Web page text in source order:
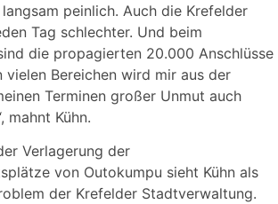
peinlich. Auch die Krefelder
Tag schlechter. Und beim
die propagierten 20.000 Anschlüsse
vielen Bereichen wird mir aus der
Terminen großer Unmut auch
mahnt Kühn.
Verlagerung der
von Outokumpu sieht Kühn als
der Krefelder Stadtverwaltung.